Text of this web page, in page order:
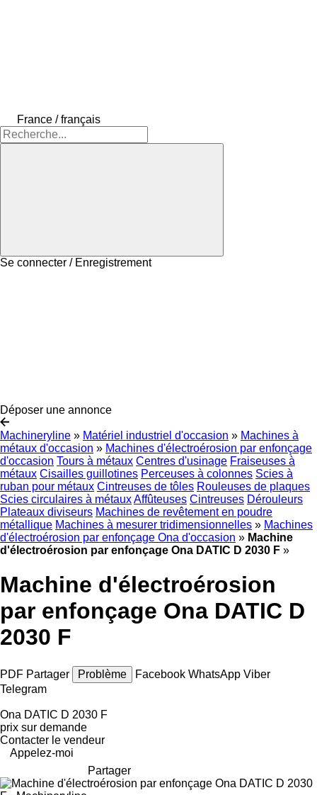
France / français
Se connecter / Enregistrement
Déposer une annonce
Machineryline » Matériel industriel d'occasion » Machines à
métaux d'occasion » Machines d'électroérosion par enfonçage
d'occasion Tours à métaux Centres d'usinage Fraiseuses à
métaux Cisailles guillotines Perceuses à colonnes Scies à
ruban pour métaux Cintreuses de tôles Rouleuses de plaques
Scies circulaires à métauxAffûteuses Cintreuses Dérouleurs
Plateaux diviseurs Machines de revêtement en poudre
métallique Machines à mesurer tridimensionnelles » Machines
d'électroérosion par enfonçage Ona d'occasion » Machine
d'électroérosion par enfonçage Ona DATIC D 2030 F »
Machine d'électroérosion
par enfonçage Ona DATIC D
2030 F
PDF Partager Problème Facebook WhatsApp Viber
Telegram
Ona DATIC D 2030 F
prix sur demande
Contacter le vendeur
Appelez-moi
Partager